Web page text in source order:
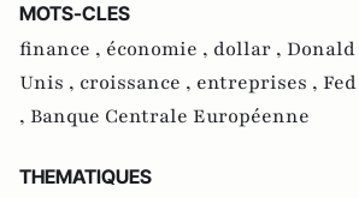
MOTS-CLES
finance , économie , dollar ,
Unis , croissance , entreprises ,
, Banque Centrale Européenne
THEMATIQUES